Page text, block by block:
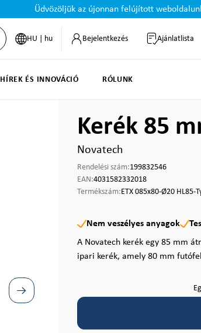
Üdvözöljük az újonnan felújított
HU | hu Bejelentkezés Ajánlatlista
HÍREK ÉS INNOVÁCIÓ RÓLUNK
Kerék 85
Novatech
Rendelési szám:199832546
EAN:4031582332018
Termékszám:ETX 085x80-Ø20 HL85-
Nem veszélyes anyagok
A Novatech kerék egy 85 mm
ipari kerék, amely 80 mm